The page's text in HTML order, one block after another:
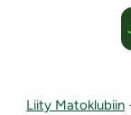
Lähetyksen
Liity Matoklubiin